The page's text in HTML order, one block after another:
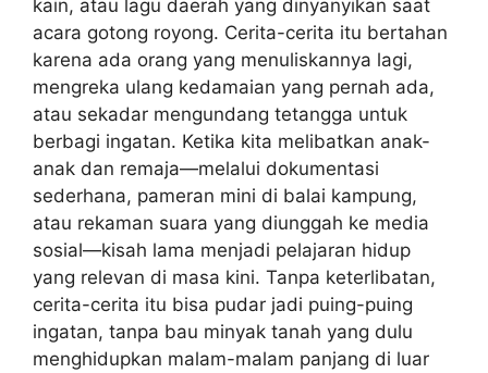
kain, atau lagu daerah yang dinyanyikan saat
acara gotong royong. Cerita-cerita itu bertahan
karena ada orang yang menuliskannya lagi,
mengreka ulang kedamaian yang pernah ada,
atau sekadar mengundang tetangga untuk
berbagi ingatan. Ketika kita melibatkan anak-
anak dan remaja—melalui dokumentasi
sederhana, pameran mini di balai kampung,
atau rekaman suara yang diunggah ke media
sosial—kisah lama menjadi pelajaran hidup
yang relevan di masa kini. Tanpa keterlibatan,
cerita-cerita itu bisa pudar jadi puing-puing
ingatan, tanpa bau minyak tanah yang dulu
menghidupkan malam-malam panjang di luar